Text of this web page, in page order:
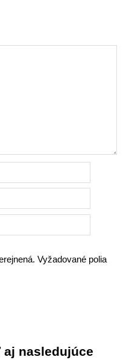
Vyžadované polia
nasledujúce